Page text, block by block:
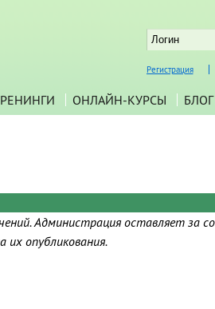
Регистрация
ОНЛАЙН-КУРСЫ БЛОГ
Администрация оставляет за
их опубликования.